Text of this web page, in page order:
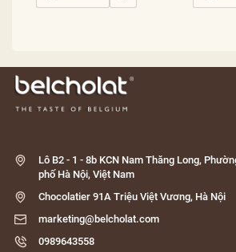
Lô B2 - 1 - 8b KCN Nam Thăng Long,
phố Hà Nội, Việt Nam
Chocolatier 91A Triệu Việt Vương, Hà Nội
marketing@belcholat.com
0989643558